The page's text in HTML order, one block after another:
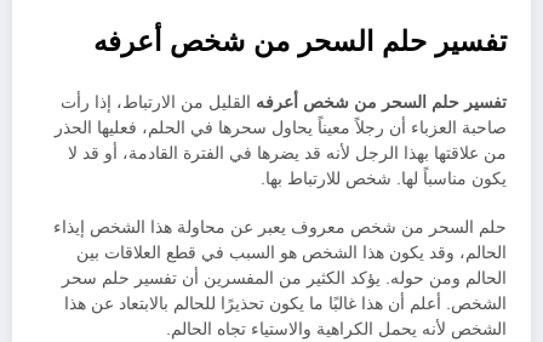
تفسير حلم السحر من شخص أعرفه
تفسير حلم السحر من شخص أعرفه القليل من الارتباط، إذا رأت
صاحبة العزباء أن رجلاً معيناً يحاول سحرها في الحلم، فعليها الحذر
من علاقتها بهذا الرجل لأنه قد يضرها في الفترة القادمة، أو قد لا
يكون مناسباً لها. شخص للارتباط بها.
حلم السحر من شخص معروف يعبر عن محاولة هذا الشخص إيذاء
الحالم، وقد يكون هذا الشخص هو السبب في قطع العلاقات بين
الحالم ومن حوله. يؤكد الكثير من المفسرين أن تفسير حلم سحر
الشخص. أعلم أن هذا غالبًا ما يكون تحذيرًا للحالم بالابتعاد عن هذا
الشخص لأنه يحمل الكراهية والاستياء تجاه الحالم.